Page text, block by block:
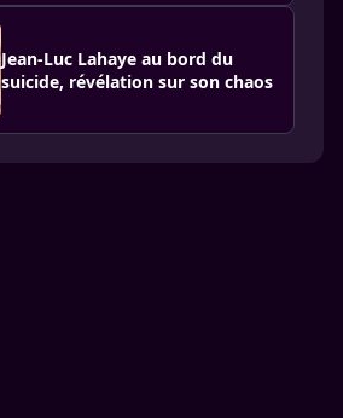
Jean-Luc Lahaye au bord du
suicide, révélation sur son chaos